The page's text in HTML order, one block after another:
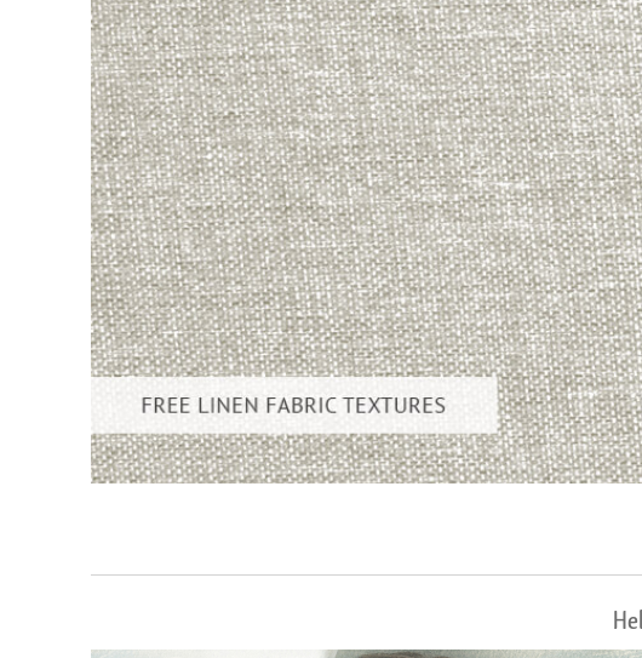
Ürün Rötuş